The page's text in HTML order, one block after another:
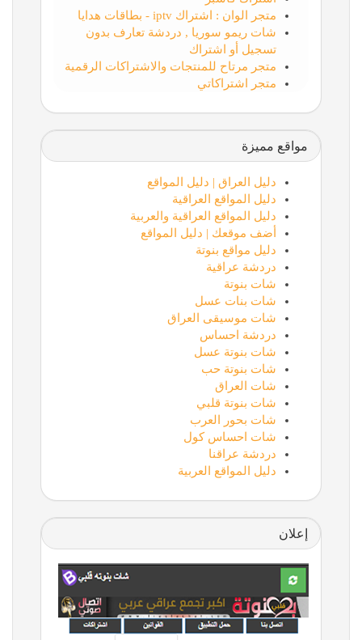
متجر الوان : اشتراك iptv - بطاقات هدايا
شات ريمو سوريا , دردشة تعارف بدون
تسجيل أو اشتراك
متجر مرتاح للمنتجات والاشتراكات الرقمية
متجر اشتراكاتي
مواقع مميزة
دليل العراق | دليل المواقع
دليل المواقع العراقية
دليل المواقع العراقية والعربية
أضف موقعك | دليل المواقع
دليل مواقع بنوتة
دردشة عراقية
شات بنوتة
شات بنات عسل
شات موسيقى العراق
دردشة احساس
شات بنوتة عسل
شات بنوتة حب
شات العراق
شات بنوتة قلبي
شات بحور العرب
شات احساس كول
دردشة عراقنا
دليل المواقع العربية
إعلان